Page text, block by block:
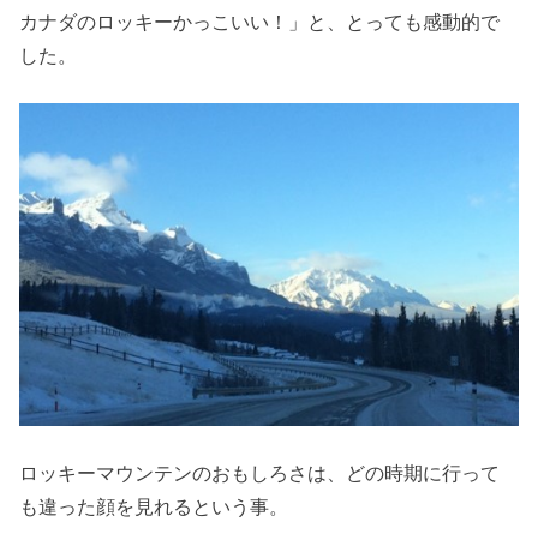
カナダのロッキーかっこいい！」と、とっても感動的で
した。
ロッキーマウンテンのおもしろさは、どの時期に行って
も違った顔を見れるという事。